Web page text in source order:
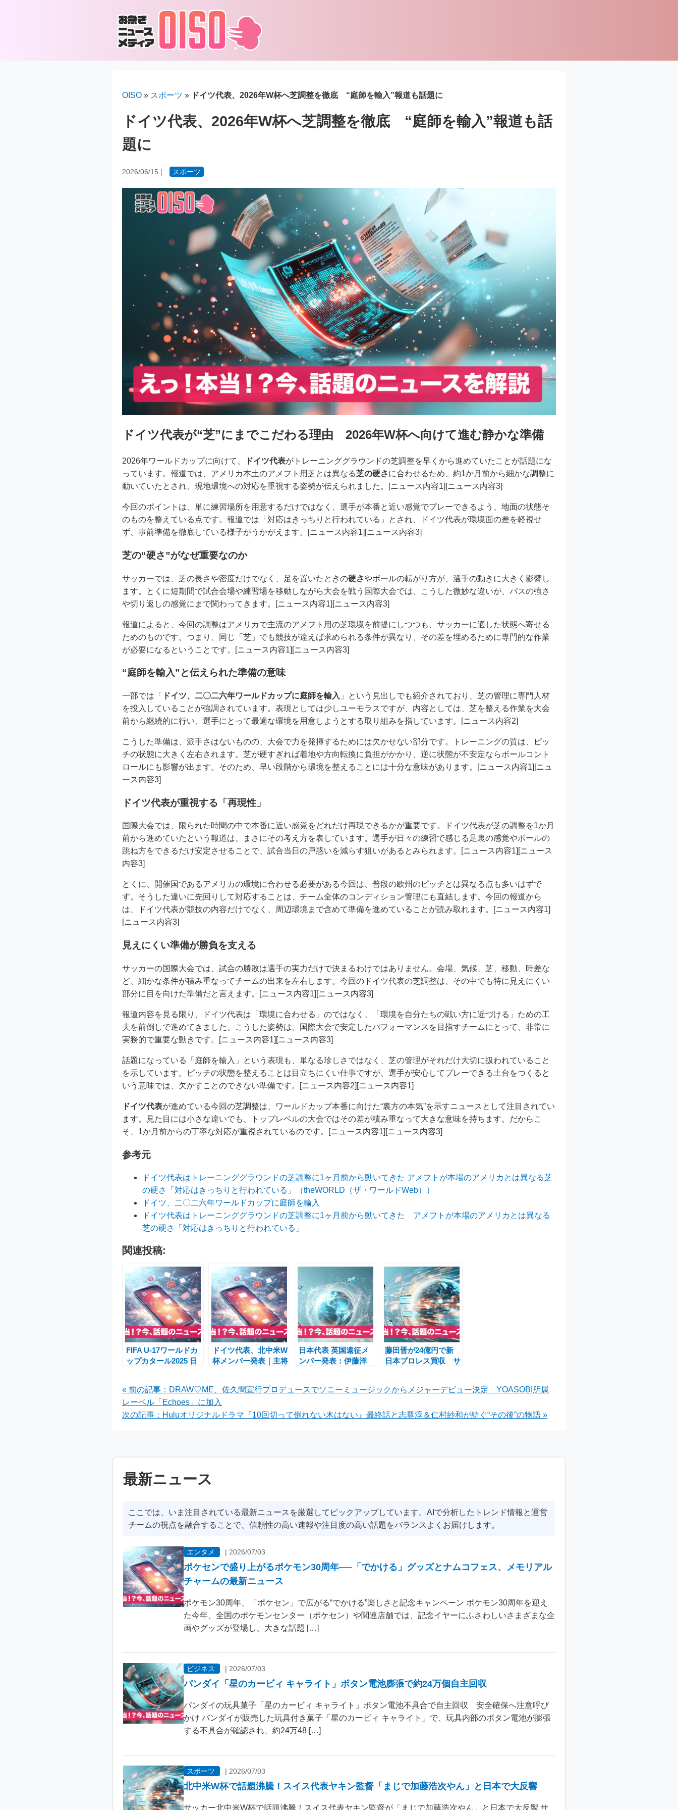
OISO » スポーツ » ドイツ代表、2026年W杯へ芝調整を徹底 “庭師を輸入”報道も話題に
ドイツ代表、2026年W杯へ芝調整を徹底 “庭師を輸入”報道も話
題に
2026/06/15 | スポーツ
ドイツ代表が“芝”にまでこだわる理由 2026年W杯へ向けて進む静かな準備
2026年ワールドカップに向けて、 ドイツ代表がトレーニンググラウンドの芝調整を早くから進めていたことが話題にな
っています。報道では、アメリカ本土のアメフト用芝とは異なる芝の硬さに合わせるため、約1か月前から細かな調整に
動いていたとされ、現地環境への対応を重視する姿勢が伝えられました。[ニュース内容1][ニュース内容3]
今回のポイントは、単に練習場所を用意するだけではなく、選手が本番と近い感覚でプレーできるよう、地面の状態そ
のものを整えている点です。報道では「対応はきっちりと行われている」とされ、ドイツ代表が環境面の差を軽視せ
ず、事前準備を徹底している様子がうかがえます。[ニュース内容1][ニュース内容3]
芝の“硬さ”がなぜ重要なのか
サッカーでは、芝の長さや密度だけでなく、足を置いたときの硬さやボールの転がり方が、選手の動きに大きく影響し
ます。とくに短期間で試合会場や練習場を移動しながら大会を戦う国際大会では、こうした微妙な違いが、パスの強さ
や切り返しの感覚にまで関わってきます。[ニュース内容1][ニュース内容3]
報道によると、今回の調整はアメリカで主流のアメフト用の芝環境を前提にしつつも、サッカーに適した状態へ寄せる
ためのものです。つまり、同じ「芝」でも競技が違えば求められる条件が異なり、その差を埋めるために専門的な作業
が必要になるということです。[ニュース内容1][ニュース内容3]
“庭師を輸入”と伝えられた準備の意味
一部では「 ドイツ、二〇二六年ワールドカップに庭師を輸入 」という見出しでも紹介されており、芝の管理に専門人材
を投入していることが強調されています。表現としては少しユーモラスですが、内容としては、芝を整える作業を大会
前から継続的に行い、選手にとって最適な環境を用意しようとする取り組みを指しています。[ニュース内容2]
こうした準備は、派手さはないものの、大会で力を発揮するためには欠かせない部分です。トレーニングの質は、ピッ
チの状態に大きく左右されます。芝が硬すぎれば着地や方向転換に負担がかかり、逆に状態が不安定ならボールコント
ロールにも影響が出ます。そのため、早い段階から環境を整えることには十分な意味があります。[ニュース内容1][ニュ
ース内容3]
ドイツ代表が重視する「再現性」
国際大会では、限られた時間の中で本番に近い感覚をどれだけ再現できるかが重要です。ドイツ代表が芝の調整を1か月
前から進めていたという報道は、まさにその考え方を表しています。選手が日々の練習で感じる足裏の感覚やボールの
跳ね方をできるだけ安定させることで、試合当日の戸惑いを減らす狙いがあるとみられます。[ニュース内容1][ニュース
内容3]
とくに、開催国であるアメリカの環境に合わせる必要がある今回は、普段の欧州のピッチとは異なる点も多いはずで
す。そうした違いに先回りして対応することは、チーム全体のコンディション管理にも直結します。今回の報道から
は、ドイツ代表が競技の内容だけでなく、周辺環境まで含めて準備を進めていることが読み取れます。[ニュース内容1]
[ニュース内容3]
見えにくい準備が勝負を支える
サッカーの国際大会では、試合の勝敗は選手の実力だけで決まるわけではありません。会場、気候、芝、移動、時差な
ど、細かな条件が積み重なってチームの出来を左右します。今回のドイツ代表の芝調整は、その中でも特に見えにくい
部分に目を向けた準備だと言えます。[ニュース内容1][ニュース内容3]
報道内容を見る限り、ドイツ代表は「環境に合わせる」のではなく、「環境を自分たちの戦い方に近づける」ための工
夫を前倒しで進めてきました。こうした姿勢は、国際大会で安定したパフォーマンスを目指すチームにとって、非常に
実務的で重要な動きです。[ニュース内容1][ニュース内容3]
話題になっている「庭師を輸入」という表現も、単なる珍しさではなく、芝の管理がそれだけ大切に扱われていること
を示しています。ピッチの状態を整えることは目立ちにくい仕事ですが、選手が安心してプレーできる土台をつくると
いう意味では、欠かすことのできない準備です。[ニュース内容2][ニュース内容1]
ドイツ代表が進めている今回の芝調整は、ワールドカップ本番に向けた“裏方の本気”を示すニュースとして注目されてい
ます。見た目には小さな違いでも、トップレベルの大会ではその差が積み重なって大きな意味を持ちます。だからこ
そ、1か月前からの丁寧な対応が重視されているのです。[ニュース内容1][ニュース内容3]
参考元
ドイツ代表はトレーニンググラウンドの芝調整に1ヶ月前から動いてきた アメフトが本場のアメリカとは異なる芝
の硬さ「対応はきっちりと行われている」（theWORLD（ザ・ワールドWeb））
ドイツ、二〇二六年ワールドカップに庭師を輸入
ドイツ代表はトレーニンググラウンドの芝調整に1ヶ月前から動いてきた アメフトが本場のアメリカとは異なる
芝の硬さ「対応はきっちりと行われている」
関連投稿:
FIFA U-17ワールドカ
ップカタール2025 日
説
ドイツ代表、北中米W
杯メンバー発表｜主将
18歳カールも選出
日本代表 英国遠征メ
ンバー発表：伊藤洋
藤田晋が24億円で新
日本プロレス買収 サ
« 前の記事：DRAW♡ME、佐久間宣行プロデュースでソニーミュージックからメジャーデビュー決定 YOASOBI所属
レーベル「Echoes」に加入
次の記事：Huluオリジナルドラマ『10回切って倒れない木はない』最終話と志尊淳＆仁村紗和が紡ぐ“その後”の物語 »
最新ニュース
ここでは、いま注目されている最新ニュースを厳選してピックアップしています。AIで分析したトレンド情報と運営
チームの視点を融合することで、信頼性の高い速報や注目度の高い話題をバランスよくお届けします。
エンタメ | 2026/07/03
ポケセンで盛り上がるポケモン30周年──「でかける」グッズとナムコフェス、メモリアル
チャームの最新ニュース
ポケモン30周年、「ポケセン」で広がる“でかける”楽しさと記念キャンペーン ポケモン30周年を迎え
た今年、全国のポケモンセンター（ポケセン）や関連店舗では、記念イヤーにふさわしいさまざまな企
画やグッズが登場し、大きな話題 […]
ビジネス | 2026/07/03
バンダイ「星のカービィ キャライト」ボタン電池膨張で約24万個自主回収
バンダイの玩具菓子「星のカービィ キャライト」ボタン電池不具合で自主回収 安全確保へ注意呼び
かけ バンダイが販売した玩具付き菓子「星のカービィ キャライト」で、玩具内部のボタン電池が膨張
する不具合が確認され、約24万48 […]
スポーツ | 2026/07/03
北中米W杯で話題沸騰！スイス代表ヤキン監督「まじで加藤浩次やん」と日本で大反響
サッカー北中米W杯で話題沸騰！スイス代表ヤキン監督が「まじで加藤浩次やん」と日本で大反響 サ